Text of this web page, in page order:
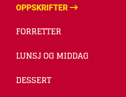
OPPSKRIFTER
FORRETTER
LUNSJ OG MIDDAG
DESSERT